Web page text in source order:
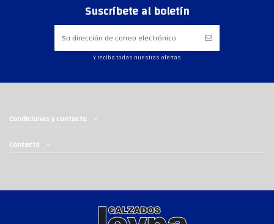
Suscríbete al boletín
Y reciba todas nuestras ofertas
Condiciones y contacto
Contacto